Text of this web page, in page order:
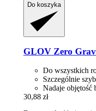
Do koszyka
GLOV Zero
Do wszystkich
Szczególnie
Nadaje objętość
30,88 zł